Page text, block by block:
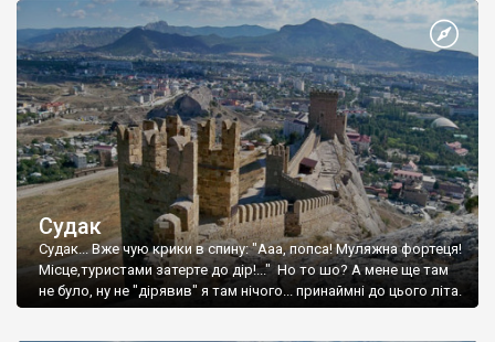
Судак
Судак... Вже чую крики в спину: "Ааа, попса! Муляжна фортеця!
Місце,туристами затерте до дір!..." Но то шо? А мене ще там
не було, ну не "дірявив" я там нічого... принаймні до цього літа.